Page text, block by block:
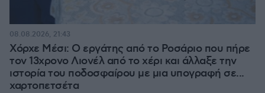
Χόρχε Μέσι: Ο εργάτης από το Ροσάριο που πήρε
τον 13χρονο Λιονέλ από το χέρι και άλλαξε την
ιστορία του ποδοσφαίρου με μια υπογραφή σε...
χαρτοπετσέτα
08.08.2026, 21:43